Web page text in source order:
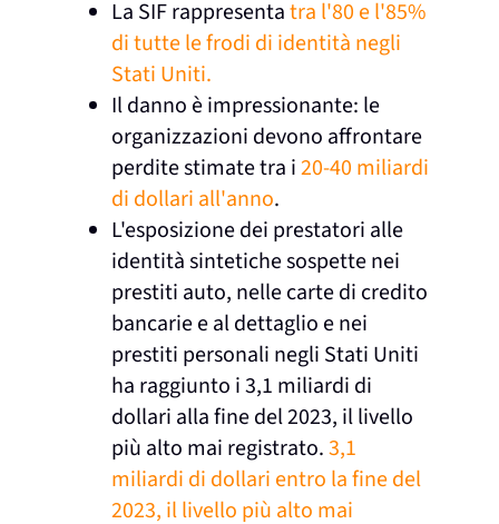
La SIF rappresentatra l'80 e l'85%
di tutte le frodi di identità negli
Stati Uniti.
Il danno è impressionante: le
organizzazioni devono affrontare
perdite stimate tra i20-40 miliardi
di dollari all'anno.
L'esposizione dei prestatori alle
identità sintetiche sospette nei
prestiti auto, nelle carte di credito
bancarie e al dettaglio e nei
prestiti personali negli Stati Uniti
ha raggiunto i 3,1 miliardi di
dollari alla fine del 2023, il livello
più alto mai registrato.3,1
miliardi di dollari entro la fine del
2023, il livello più alto mai